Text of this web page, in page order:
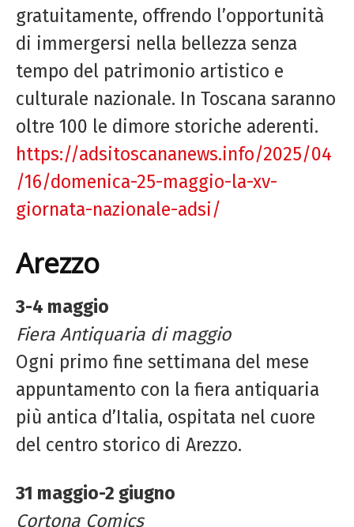
gratuitamente, offrendo l’opportunità
di immergersi nella bellezza senza
tempo del patrimonio artistico e
culturale nazionale. In Toscana saranno
oltre 100 le dimore storiche aderenti.
https://adsitoscananews.info/2025/04
/16/domenica-25-maggio-la-xv-
giornata-nazionale-adsi/
Arezzo
3-4 maggio
Fiera Antiquaria di maggio
Ogni primo fine settimana del mese
appuntamento con la fiera antiquaria
più antica d’Italia, ospitata nel cuore
del centro storico di Arezzo.
31 maggio-2 giugno
Cortona Comics